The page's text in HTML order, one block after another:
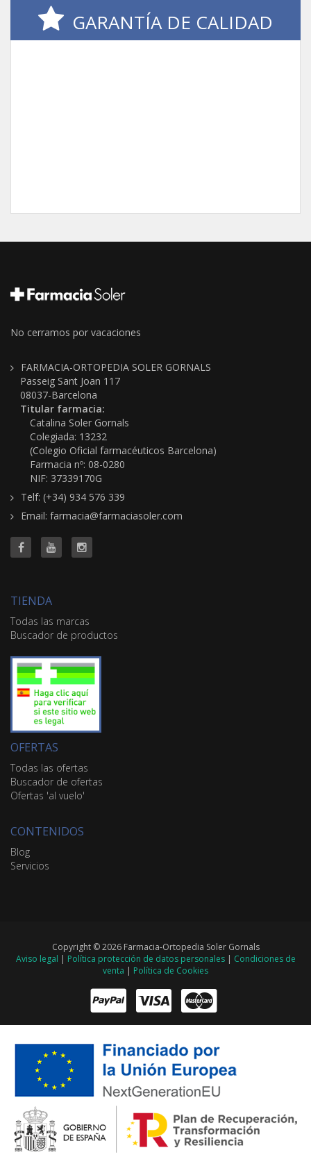
GARANTÍA DE CALIDAD
No cerramos por vacaciones
FARMACIA-ORTOPEDIA SOLER GORNALS
Passeig Sant Joan 117
08037-Barcelona
Titular farmacia:
Catalina Soler Gornals
Colegiada: 13232
(Colegio Oficial farmacéuticos Barcelona)
Farmacia nº: 08-0280
NIF: 37339170G
Telf: (+34) 934 576 339
Email: farmacia@farmaciasoler.com
TIENDA
Todas las marcas
Buscador de productos
OFERTAS
Todas las ofertas
Buscador de ofertas
Ofertas 'al vuelo'
CONTENIDOS
Blog
Servicios
Copyright © 2026 Farmacia-Ortopedia Soler Gornals
Aviso legal | Política protección de datos personales| Condiciones de
venta | Política de Cookies